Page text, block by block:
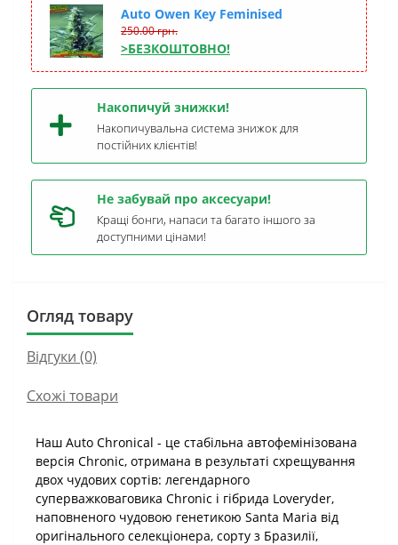
Auto Owen Key Feminised
250.00 грн.
>БЕЗКОШТОВНО!
Накопичуй знижки!
Накопичувальна система знижок для
постійних клієнтів!
Не забувай про аксесуари!
Кращі бонги, напаси та багато іншого за
доступними цінами!
Огляд товару
Відгуки (0)
Схожі товари
Наш Auto Chronical - це стабільна автофемінізована
версія Chronic, отримана в результаті схрещування
двох чудових сортів: легендарного
суперважковаговика Chronic і гібрида Loveryder,
наповненого чудовою генетикою Santa Maria від
оригінального селекціонера, сорту з Бразилії,